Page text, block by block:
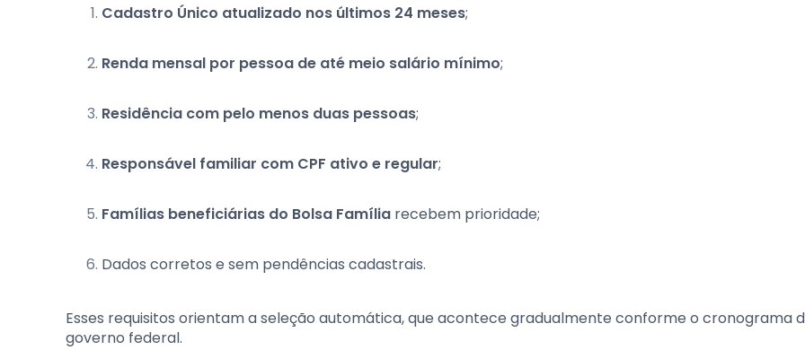
Cadastro Único atualizado nos últimos 24 meses;
Renda mensal por pessoa de até meio salário mínimo;
Residência com pelo menos duas pessoas;
Responsável familiar com CPF ativo e regular;
Famílias beneficiárias do Bolsa Família recebem prioridade;
Dados corretos e sem pendências cadastrais.
Esses requisitos orientam a seleção automática, que acontece gradualmente conforme o cronograma
governo federal.